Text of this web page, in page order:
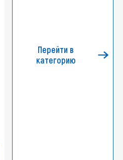
Перейти в
категорию